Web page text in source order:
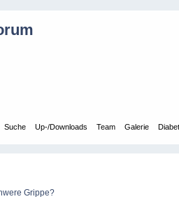
Suche Up-/Downloads Team Galerie
Grippe?